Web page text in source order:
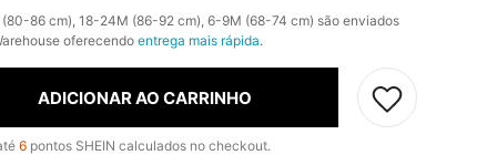
86 cm), 18-24M (86-92 cm), 6-9M (68-74 cm) são enviados
oferecendo entrega mais rápida.
ADICIONAR AO CARRINHO
6 pontos SHEIN calculados no checkout.